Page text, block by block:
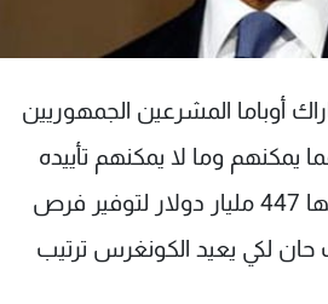
أوباما المشرعين الجمهوريين
يمكنهم وما لا يمكنهم تأييده
في خطته البالغة قيمتها 447 مليار دولار لتوفير فرص
لكي يعيد الكونغرس ترتيب
تواصل معنا
شروط الإسـتخدام
سياسة الخصوصية